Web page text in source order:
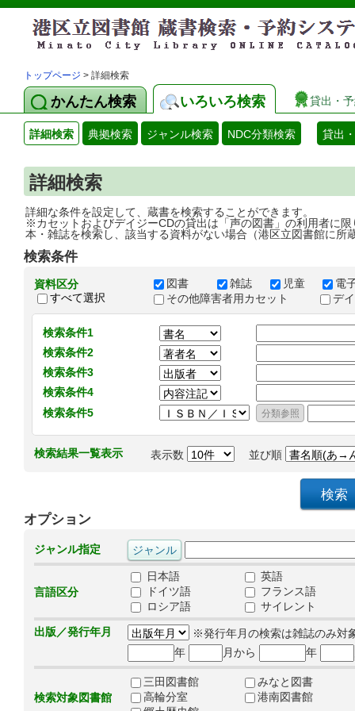
トップページ > 詳細検索
かんたん検索 いろいろ検索 貸出・
詳細検索 典拠検索 ジャンル検索 NDC分類検索 貸出
詳細検索
詳細な条件を設定して、蔵書を検索することができます。
※カセットおよびデイジーCDの貸出は「声の図書」の利用者に限
本・雑誌を検索し、該当する資料がない場合（港区立図書館に所
検索条件
資料区分
すべて選択
図書 雑誌 児童
電
その他障害者用カセット
デ
検索条件1
検索条件2
検索条件3
検索条件4
検索条件5
検索結果一覧表示 表示数 並び順
オプション
ジャンル指定
言語区分
日本語
英語
ドイツ語
フランス語
ロシア語
サイレント
出版／発行年月
※発行年月の検索は雑誌のみ対
年
月から 年
検索対象図書館
三田図書館
みなと図書
高輪分室
港南図書館